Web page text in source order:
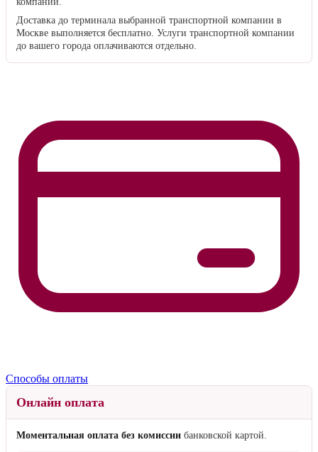
Доставка до терминала выбранной транспортной компании в
Москве выполняется бесплатно. Услуги транспортной компании
до вашего города оплачиваются отдельно.
Способы оплаты
Онлайн оплата
Моментальная оплата без комиссии банковской картой.